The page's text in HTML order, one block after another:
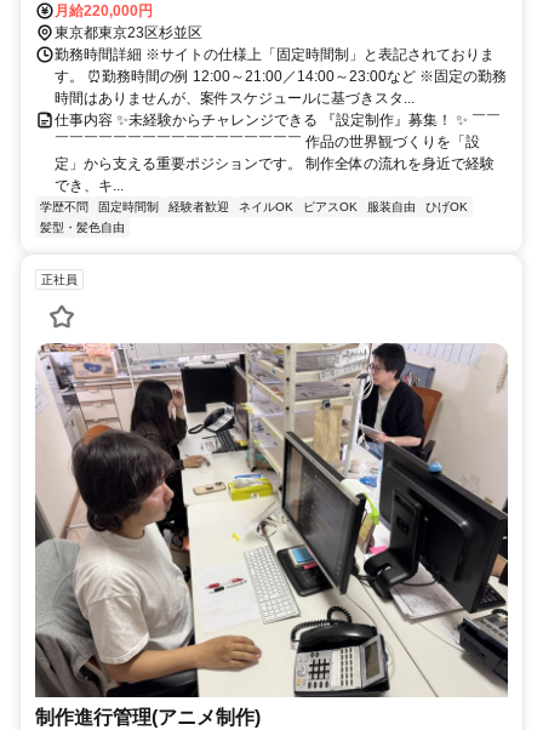
月給220,000円
東京都東京23区杉並区
勤務時間詳細 ※サイトの仕様上「固定時間制」と表記されておりま
す。 ⏰勤務時間の例 12:00～21:00／14:00～23:00など ※固定の勤務
時間はありませんが、案件スケジュールに基づきスタ...
仕事内容 ✨未経験からチャレンジできる 『設定制作』募集！ ✨ ￣￣
￣￣￣￣￣￣￣￣￣￣￣￣￣￣￣￣￣ 作品の世界観づくりを「設
定」から支える重要ポジションです。 制作全体の流れを身近で経験
でき、キ...
学歴不問 固定時間制 経験者歓迎 ネイルOK ピアスOK 服装自由
ひげOK
髪型・髪色自由
正社員
制作進行管理(アニメ制作)